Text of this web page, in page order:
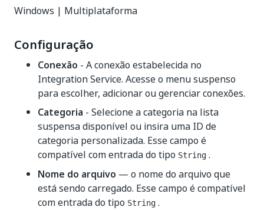
Windows | Multiplataforma
Configuração
Conexão - A conexão estabelecida no
Integration Service. Acesse o menu suspenso
para escolher, adicionar ou gerenciar conexões.
Categoria - Selecione a categoria na lista
suspensa disponível ou insira uma ID de
categoria personalizada. Esse campo é
compatível com entrada do tipo String .
Nome do arquivo — o nome do arquivo que
está sendo carregado. Esse campo é compatível
com entrada do tipo String .